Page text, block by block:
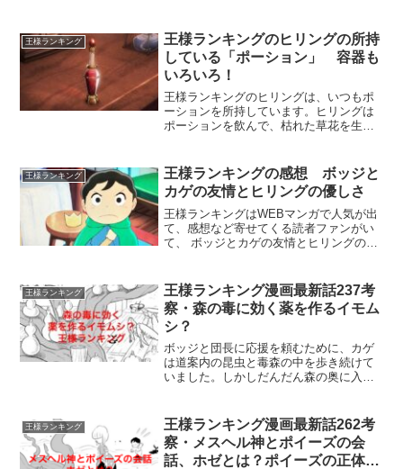
悪そうに見えているけれど、三男オウケ
ンを救うために協力し合っ...
王様ランキング
王様ランキングのヒリングの所持
している「ポーション」 容器も
いろいろ！
王様ランキングのヒリングは、いつもポ
ーションを所持しています。ヒリングは
ポーションを飲んで、枯れた草花を生き
の源になるポーションは、どんな味がし
てどのように体を変化させて...
王様ランキング
王様ランキングの感想 ボッジと
カゲの友情とヒリングの優しさ
王様ランキングはWEBマンガで人気が出
て、感想など寄せてくる読者ファンがい
て、 ボッジとカゲの友情とヒリングの優
す。どんなところが面白く、オススメし
たい内容なのかをピッ...
王様ランキング
王様ランキング漫画最新話237考
察・森の毒に効く薬を作るイモム
シ？
ボッジと団長に応援を頼むために、カゲ
は道案内の昆虫と毒森の中を歩き続けて
いました。しかしだんだん森の奥に入っ
（C）十日草輔入院患者がみんな殺されて
しまった、ジャモ医院...
王様ランキング
王様ランキング漫画最新話262考
察・メスヘル神とポイーズの会
話、ホゼとは？ポイーズの正体